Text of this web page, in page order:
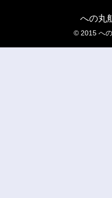
への丸
© 2015 へ